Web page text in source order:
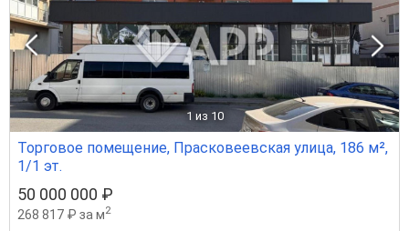
1 из 10
Торговое помещение, Прасковеевская улица, 186 м²,
1/1 эт.
50 000 000 ₽
268 817 ₽ за м2